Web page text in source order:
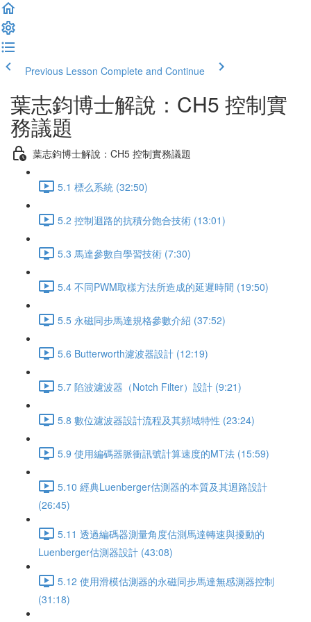
Previous Lesson Complete and Continue
葉志鈞博士解說：CH5 控制實
務議題
葉志鈞博士解說：CH5 控制實務議題
5.1 標么系統 (32:50)
5.2 控制迴路的抗積分飽合技術 (13:01)
5.3 馬達參數自學習技術 (7:30)
5.4 不同PWM取樣方法所造成的延遲時間 (19:50)
5.5 永磁同步馬達規格參數介紹 (37:52)
5.6 Butterworth濾波器設計 (12:19)
5.7 陷波濾波器（Notch Filter）設計 (9:21)
5.8 數位濾波器設計流程及其頻域特性 (23:24)
5.9 使用編碼器脈衝訊號計算速度的MT法 (15:59)
5.10 經典Luenberger估測器的本質及其迴路設計
(26:45)
5.11 透過編碼器測量角度估測馬達轉速與擾動的
Luenberger估測器設計 (43:08)
5.12 使用滑模估測器的永磁同步馬達無感測器控制
(31:18)